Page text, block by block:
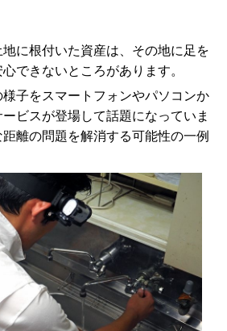
に根付いた資産は、その地に足を
できないところがあります。
子をスマートフォンやパソコンか
ビスが登場して話題になっていま
離の問題を解消する可能性の一例